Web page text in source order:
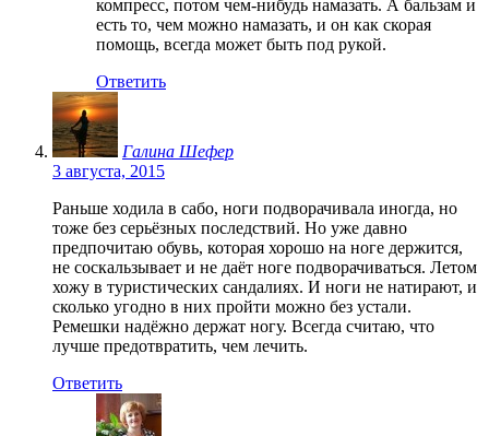
компресс, потом чем-нибудь намазать. А бальзам и
есть то, чем можно намазать, и он как скорая
помощь, всегда может быть под рукой.
Ответить
Галина Шефер
3 августа, 2015
Раньше ходила в сабо, ноги подворачивала иногда, но
тоже без серьёзных последствий. Но уже давно
предпочитаю обувь, которая хорошо на ноге держится,
не соскальзывает и не даёт ноге подворачиваться. Летом
хожу в туристических сандалиях. И ноги не натирают, и
сколько угодно в них пройти можно без устали.
Ремешки надёжно держат ногу. Всегда считаю, что
лучше предотвратить, чем лечить.
Ответить